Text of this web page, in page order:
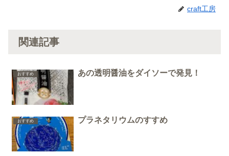
craft工房
関連記事
おすすめ あの透明醤油をダイソーで発見！
おすすめ プラネタリウムのすすめ